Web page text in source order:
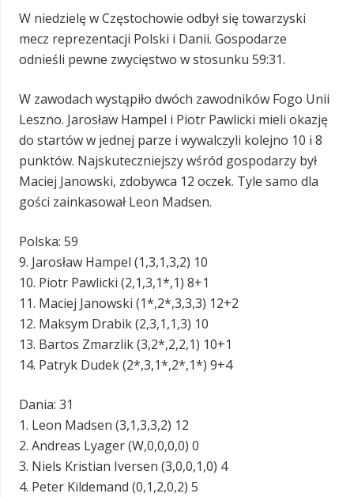
W niedzielę w Częstochowie odbył się towarzyski
mecz reprezentacji Polski i Danii. Gospodarze
odnieśli pewne zwycięstwo w stosunku 59:31.
W zawodach wystąpiło dwóch zawodników Fogo Unii
Leszno. Jarosław Hampel i Piotr Pawlicki mieli okazję
do startów w jednej parze i wywalczyli kolejno 10 i 8
punktów. Najskuteczniejszy wśród gospodarzy był
Maciej Janowski, zdobywca 12 oczek. Tyle samo dla
gości zainkasował Leon Madsen.
Polska: 59
9. Jarosław Hampel (1,3,1,3,2) 10
10. Piotr Pawlicki (2,1,3,1*,1) 8+1
11. Maciej Janowski (1*,2*,3,3,3) 12+2
12. Maksym Drabik (2,3,1,1,3) 10
13. Bartos Zmarzlik (3,2*,2,2,1) 10+1
14. Patryk Dudek (2*,3,1*,2*,1*) 9+4
Dania: 31
1. Leon Madsen (3,1,3,3,2) 12
2. Andreas Lyager (W,0,0,0,0) 0
3. Niels Kristian Iversen (3,0,0,1,0) 4
4. Peter Kildemand (0,1,2,0,2) 5